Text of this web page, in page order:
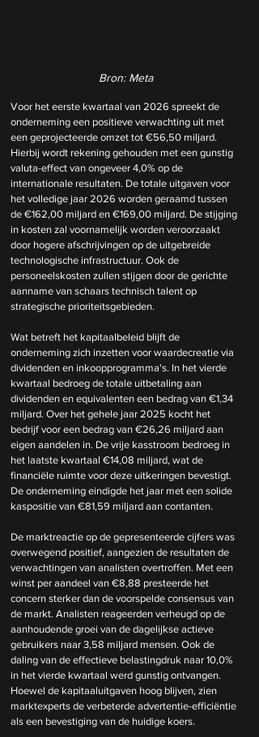
Bron: Meta
Voor het eerste kwartaal van 2026 spreekt de
onderneming een positieve verwachting uit met
een geprojecteerde omzet tot €56,50 miljard.
Hierbij wordt rekening gehouden met een gunstig
valuta-effect van ongeveer 4,0% op de
internationale resultaten. De totale uitgaven voor
het volledige jaar 2026 worden geraamd tussen
de €162,00 miljard en €169,00 miljard. De stijging
in kosten zal voornamelijk worden veroorzaakt
door hogere afschrijvingen op de uitgebreide
technologische infrastructuur. Ook de
personeelskosten zullen stijgen door de gerichte
aanname van schaars technisch talent op
strategische prioriteitsgebieden.
Wat betreft het kapitaalbeleid blijft de
onderneming zich inzetten voor waardecreatie via
dividenden en inkoopprogramma's. In het vierde
kwartaal bedroeg de totale uitbetaling aan
dividenden en equivalenten een bedrag van €1,34
miljard. Over het gehele jaar 2025 kocht het
bedrijf voor een bedrag van €26,26 miljard aan
eigen aandelen in. De vrije kasstroom bedroeg in
het laatste kwartaal €14,08 miljard, wat de
financiële ruimte voor deze uitkeringen bevestigt.
De onderneming eindigde het jaar met een solide
kaspositie van €81,59 miljard aan contanten.
De marktreactie op de gepresenteerde cijfers was
overwegend positief, aangezien de resultaten de
verwachtingen van analisten overtroffen. Met een
winst per aandeel van €8,88 presteerde het
concern sterker dan de voorspelde consensus van
de markt. Analisten reageerden verheugd op de
aanhoudende groei van de dagelijkse actieve
gebruikers naar 3,58 miljard mensen. Ook de
daling van de effectieve belastingdruk naar 10,0%
in het vierde kwartaal werd gunstig ontvangen.
Hoewel de kapitaaluitgaven hoog blijven, zien
marktexperts de verbeterde advertentie-efficiëntie
als een bevestiging van de huidige koers.